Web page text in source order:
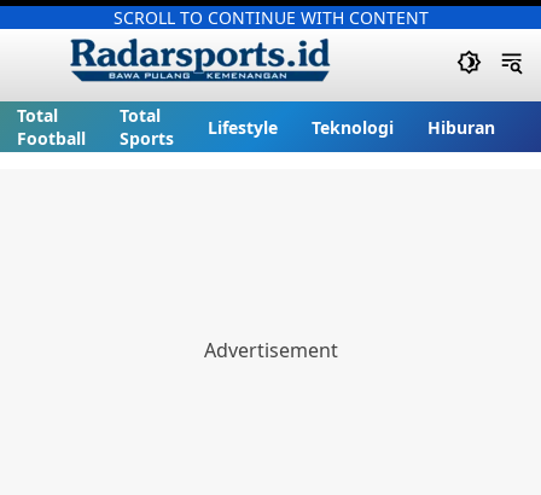
SCROLL TO CONTINUE WITH CONTENT
Total
Football
Total
Sports
Lifestyle Teknologi Hiburan